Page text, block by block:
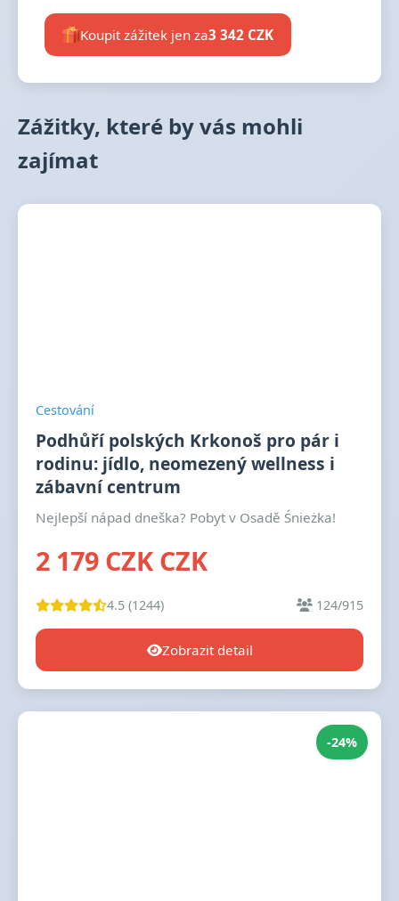
Koupit zážitek jen za3 342 CZK
Zážitky, které by vás mohli
zajímat
Cestování
Podhůří polských Krkonoš pro pár i
rodinu: jídlo, neomezený wellness i
zábavní centrum
Nejlepší nápad dneška? Pobyt v Osadě Śnieżka!
2 179 CZK CZK
4.5 (1244) 124/915
Zobrazit detail
-24%